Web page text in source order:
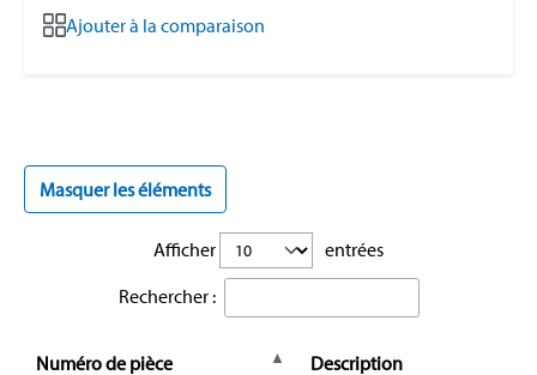
Ajouter à la comparaison
Masquer les éléments
Afficher
entrées
Rechercher :
Numéro de pièce Description